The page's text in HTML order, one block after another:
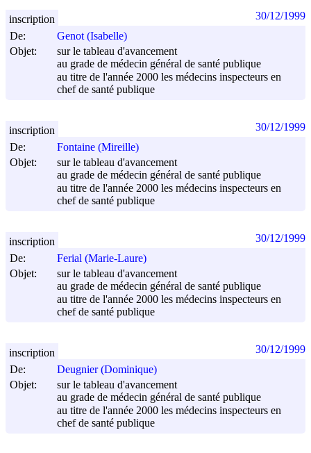
De:
Genot (Isabelle)
Objet:
sur le tableau d'avancement
au grade de médecin général de santé publique
au titre de l'année 2000 les médecins inspecteurs en
chef de santé publique
inscription 30/12/1999
De:
Fontaine (Mireille)
Objet:
sur le tableau d'avancement
au grade de médecin général de santé publique
au titre de l'année 2000 les médecins inspecteurs en
chef de santé publique
inscription 30/12/1999
De:
Ferial (Marie-Laure)
Objet:
sur le tableau d'avancement
au grade de médecin général de santé publique
au titre de l'année 2000 les médecins inspecteurs en
chef de santé publique
inscription 30/12/1999
De:
Deugnier (Dominique)
Objet:
sur le tableau d'avancement
au grade de médecin général de santé publique
au titre de l'année 2000 les médecins inspecteurs en
chef de santé publique
inscription 30/12/1999